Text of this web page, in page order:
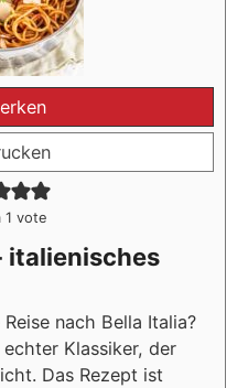
1 vote
italienisches
nach Bella Italia?
Klassiker, der
Das Rezept ist